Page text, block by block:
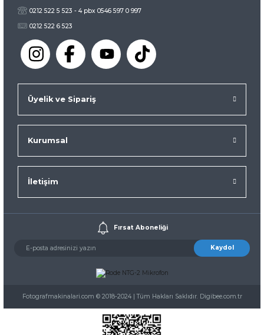
0212 522 5 523 - 4 pbx 0546 597 0 997
0212 522 6 523
Üyelik ve Sipariş
Kurumsal
İletişim
Fırsat Aboneliği
Kaydol
Fotografmakinalari.com © 2018-2024 | Tüm Hakları Saklıdır. Digibee.com.tr